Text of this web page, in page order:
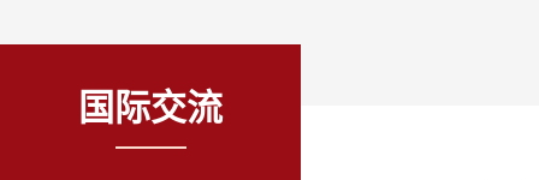
国际交流